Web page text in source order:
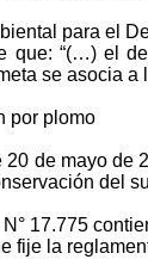
para el
que: “(…) el
se asocia
por plomo
20 de mayo
del
17.775
fije la